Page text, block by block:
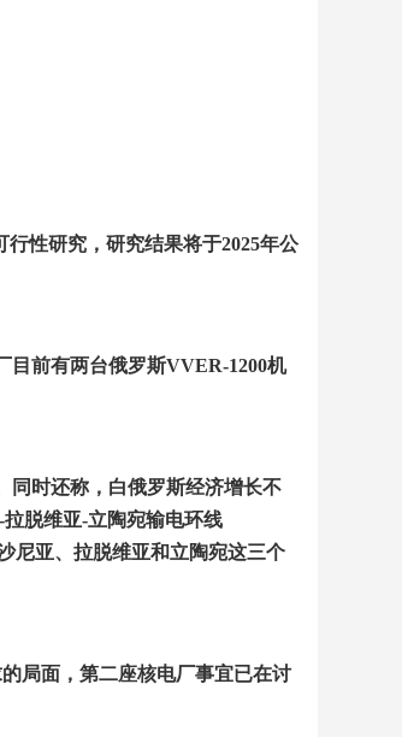
行性研究，研究结果将于2025年公
目前有两台俄罗斯VVER-1200机
同时还称，白俄罗斯经济增长不
-拉脱维亚-立陶宛输电环线
尼亚、拉脱维亚和立陶宛这三个
局面，第二座核电厂事宜已在讨